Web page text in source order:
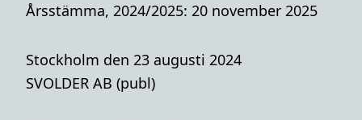
Årsstämma, 2024/2025: 20 november 2025
Stockholm den 23 augusti 2024
SVOLDER AB (publ)